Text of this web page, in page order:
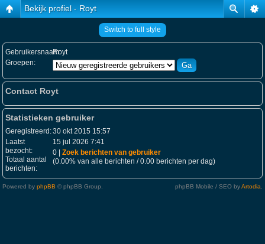
Bekijk profiel - Royt
Switch to full style
Gebruikersnaam:Royt
Groepen:
Contact Royt
Statistieken gebruiker
Geregistreerd:30 okt 2015 15:57
Laatst
bezocht:
15 jul 2026 7:41
Totaal aantal
berichten:
0 | Zoek berichten van gebruiker
(0.00% van alle berichten / 0.00 berichten per dag)
Powered by phpBB © phpBB Group. phpBB Mobile / SEO byArtodia